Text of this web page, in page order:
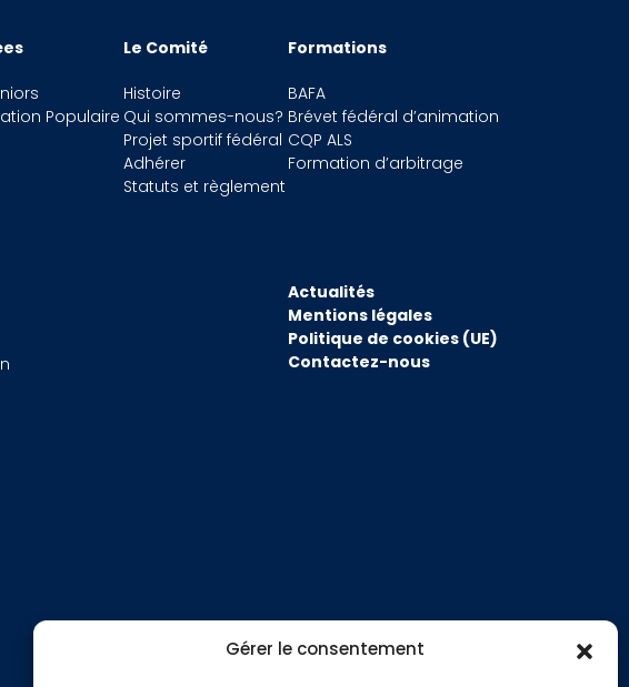
Gérer le consentement
Populaire
Le Comité
Histoire
Qui sommes-nous?
Projet sportif fédéral
Adhérer
Statuts et règlement
Formations
BAFA
Brévet fédéral d’animation
CQP ALS
Formation d’arbitrage
Actualités
Mentions légales
Politique de cookies (UE)
Contactez-nous